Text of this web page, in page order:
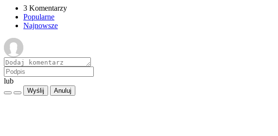
3 Komentarzy
Popularne
Najnowsze
lub